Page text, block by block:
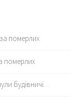
померлих
померлих
будівничі…